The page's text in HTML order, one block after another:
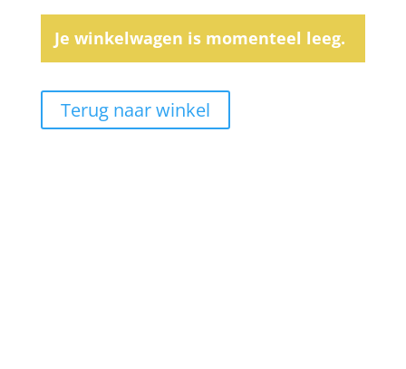
Je winkelwagen is momenteel leeg.
Terug naar winkel